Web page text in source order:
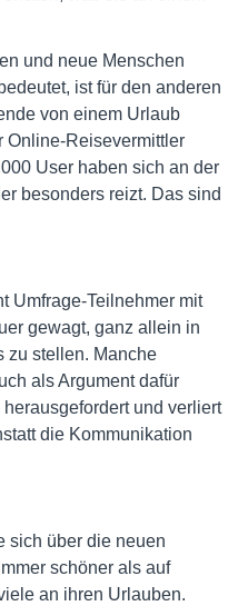
und neue Menschen
ist für den anderen
von einem Urlaub
Online-Reisevermittler
User haben sich an der
besonders reizt. Das sind
Umfrage-Teilnehmer mit
gewagt, ganz allein in
zu stellen. Manche
als Argument dafür
und verliert
die Kommunikation
sich über die neuen
schöner als auf
an ihren Urlauben.